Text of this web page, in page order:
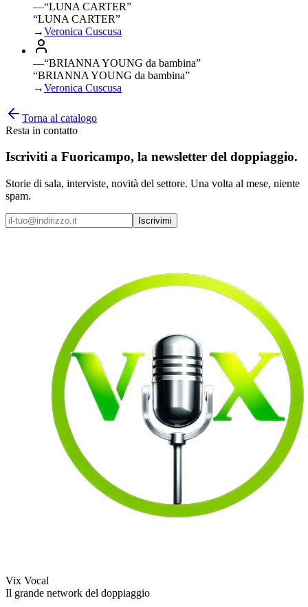
—“LUNA CARTER”
“LUNA CARTER”
→Veronica Cuscusa
—“BRIANNA YOUNG da bambina”
“BRIANNA YOUNG da bambina”
→Veronica Cuscusa
Torna al catalogo
Resta in contatto
Iscriviti a Fuoricampo, la newsletter del doppiaggio.
Storie di sala, interviste, novità del settore. Una volta al mese, niente
spam.
Iscrivimi
Vix Vocal
Il grande network del doppiaggio